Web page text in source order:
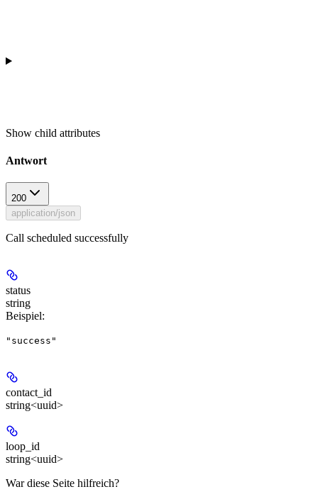
Show child attributes
Antwort
200
application/json
Call scheduled successfully
status
string
Beispiel:
"success"
contact_id
string<uuid>
loop_id
string<uuid>
War diese Seite hilfreich?